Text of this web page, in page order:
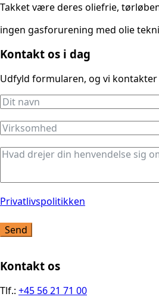
Takket være deres oliefrie,
ingen gasforurening med olie
Kontakt os i dag
Udfyld formularen, og vi
Privatlivspolitikken
Send
Kontakt os
Tlf.: +45 56 21 71 00